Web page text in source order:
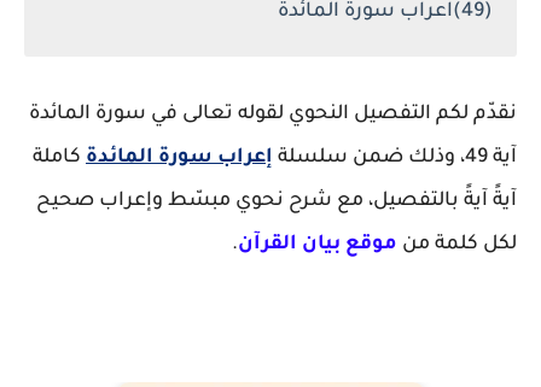
(49)اعراب سورة المائدة
نقدّم لكم التفصيل النحوي لقوله تعالى في سورة المائدة
آية 49، وذلك ضمن سلسلة
إعراب سورة المائدة كاملة
آيةً آيةً بالتفصيل، مع شرح نحوي مبسّط وإعراب صحيح
لكل كلمة من موقع بيان القرآن.